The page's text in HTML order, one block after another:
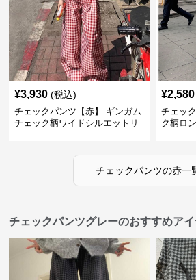
¥3,930 (税込)
チェックパンツ【赤】 ギンガム
チェック柄ワイドシルエットリ
¥2,580
チェッ
ク柄ロ
チェックパンツの赤一
チェックパンツグレーのおすすめア